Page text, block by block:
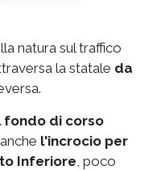
natura sul traffico
la statale da
fondo di corso
l'incrocio per
Inferiore , poco